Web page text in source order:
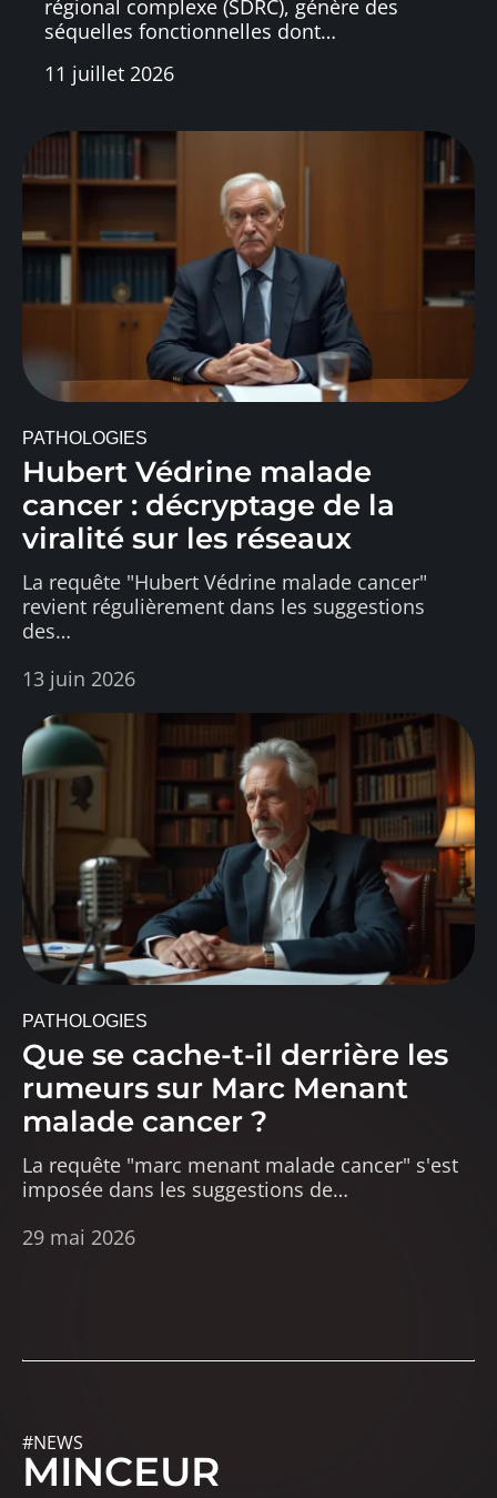
régional complexe (SDRC), génère des
séquelles fonctionnelles dont…
11 juillet 2026
PATHOLOGIES
Hubert Védrine malade
cancer : décryptage de la
viralité sur les réseaux
La requête "Hubert Védrine malade cancer"
revient régulièrement dans les suggestions
des…
13 juin 2026
PATHOLOGIES
Que se cache-t-il derrière les
rumeurs sur Marc Menant
malade cancer ?
La requête "marc menant malade cancer" s'est
imposée dans les suggestions de…
29 mai 2026
#NEWS
MINCEUR